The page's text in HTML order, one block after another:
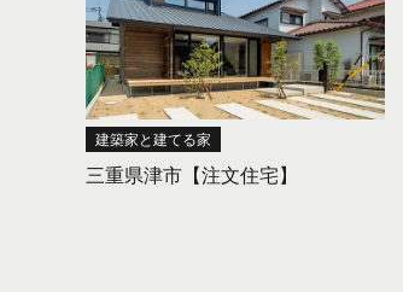
建築家と建てる家
三重県津市【注文住宅】